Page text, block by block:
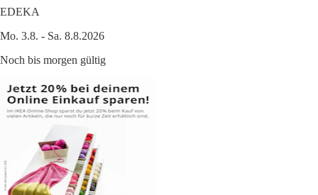
EDEKA
Mo. 3.8. - Sa. 8.8.2026
Noch bis morgen gültig